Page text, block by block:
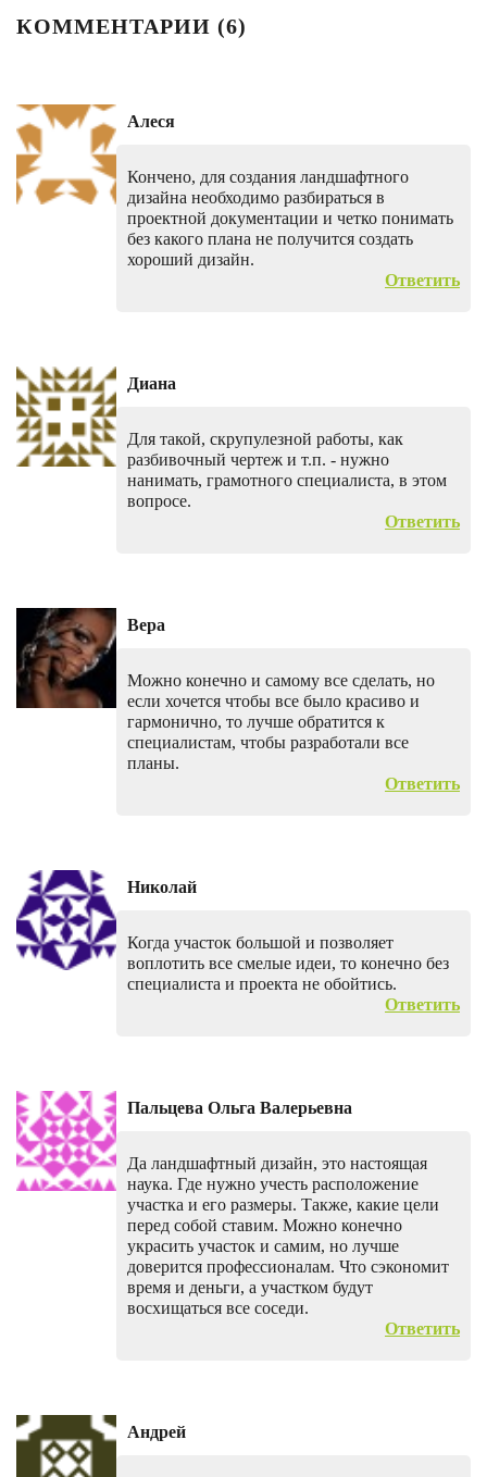
КОММЕНТАРИИ (6)
Алеся
Кончено, для создания ландшафтного
дизайна необходимо разбираться в
проектной документации и четко понимать
без какого плана не получится создать
хороший дизайн.
Ответить
Диана
Для такой, скрупулезной работы, как
разбивочный чертеж и т.п. - нужно
нанимать, грамотного специалиста, в этом
вопросе.
Ответить
Вера
Можно конечно и самому все сделать, но
если хочется чтобы все было красиво и
гармонично, то лучше обратится к
специалистам, чтобы разработали все
планы.
Ответить
Николай
Когда участок большой и позволяет
воплотить все смелые идеи, то конечно без
специалиста и проекта не обойтись.
Ответить
Пальцева Ольга Валерьевна
Да ландшафтный дизайн, это настоящая
наука. Где нужно учесть расположение
участка и его размеры. Также, какие цели
перед собой ставим. Можно конечно
украсить участок и самим, но лучше
доверится профессионалам. Что сэкономит
время и деньги, а участком будут
восхищаться все соседи.
Ответить
Андрей